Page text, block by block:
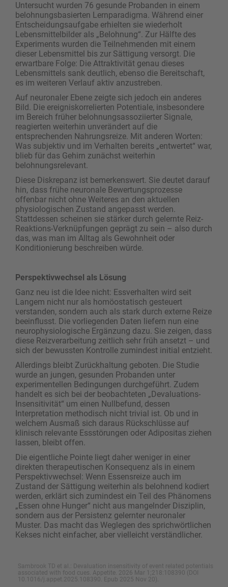
Untersucht wurden 76 gesunde Probanden in einem
belohnungsbasierten Lernparadigma. Während einer
Entscheidungsaufgabe erhielten sie wiederholt
Lebensmittelbilder als „Belohnung“. Zur Hälfte des
Experiments wurden die Teilnehmenden mit einem
dieser Lebensmittel bis zur Sättigung versorgt. Die
erwartbare Folge: Die Attraktivität genau dieses
Lebensmittels sank deutlich, ebenso die Bereitschaft,
es im weiteren Verlauf aktiv anzustreben.
Auf neuronaler Ebene zeigte sich jedoch ein anderes
Bild. Die ereigniskorrelierten Potentiale, insbesondere
im Bereich früher belohnungsassoziierter Signale,
reagierten weiterhin unverändert auf die
entsprechenden Nahrungsreize. Mit anderen Worten:
Was subjektiv und im Verhalten bereits „entwertet“ war,
blieb für das Gehirn zunächst weiterhin
belohnungsrelevant.
Diese Diskrepanz ist bemerkenswert. Sie deutet darauf
hin, dass frühe neuronale Bewertungsprozesse
offenbar nicht ohne Weiteres an den aktuellen
physiologischen Zustand angepasst werden.
Stattdessen scheinen sie stärker durch gelernte Reiz-
Reaktions-Verknüpfungen geprägt zu sein – also durch
das, was man im Alltag als Gewohnheit oder
Konditionierung beschreiben würde.
Perspektivwechsel als Lösung
Ganz neu ist die Idee nicht: Essverhalten wird seit
Langem nicht nur als homöostatisch gesteuert
verstanden, sondern auch als stark durch externe Reize
beeinflusst. Die vorliegenden Daten liefern nun eine
neurophysiologische Ergänzung dazu. Sie zeigen, dass
diese Reizverarbeitung zeitlich sehr früh ansetzt – und
sich der bewussten Kontrolle zumindest initial entzieht.
Allerdings bleibt Zurückhaltung geboten. Die Studie
wurde an jungen, gesunden Probanden unter
experimentellen Bedingungen durchgeführt. Zudem
handelt es sich bei der beobachteten „Devaluations-
Insensitivität“ um einen Nullbefund, dessen
Interpretation methodisch nicht trivial ist. Ob und in
welchem Ausmaß sich daraus Rückschlüsse auf
klinisch relevante Essstörungen oder Adipositas ziehen
lassen, bleibt offen.
Die eigentliche Pointe liegt daher weniger in einer
direkten therapeutischen Konsequenz als in einem
Perspektivwechsel: Wenn Essensreize auch im
Zustand der Sättigung weiterhin als belohnend kodiert
werden, erklärt sich zumindest ein Teil des Phänomens
„Essen ohne Hunger“ nicht aus mangelnder Disziplin,
sondern aus der Persistenz gelernter neuronaler
Muster. Das macht das Weglegen des sprichwörtlichen
Kekses nicht einfacher, aber vielleicht verständlicher.
Sambrook TD et al.: Devaluation insensitivity of event related potentials
associated with food cues. Appetite. 2026 Mar 1;218:108390 (DOI
10.1016/j.appet.2025.108390. Epub 2025 Nov 20).